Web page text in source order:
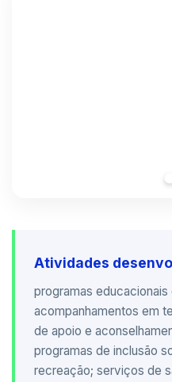
Atividades
programas
acompanhamentos em
de apoio e
programas de inclusão
recreação; serviços de